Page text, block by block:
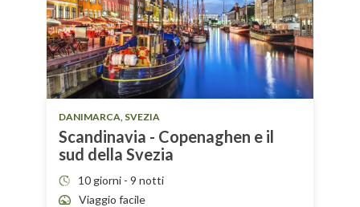
DANIMARCA, SVEZIA
Scandinavia - Copenaghen e il
sud della Svezia
10 giorni - 9 notti
Viaggio facile